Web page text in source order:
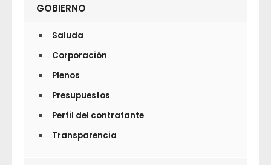
GOBIERNO
Saluda
Corporación
Plenos
Presupuestos
Perfil del contratante
Transparencia